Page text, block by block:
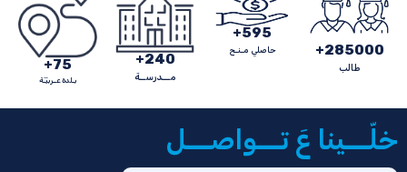
طالب
285000
+ حاصلي مـنـح
595
+
مـــدرســة
240
+
بـلدة عــربيّـّة
75
+
خلّـــينا عَ تـــواصـــل